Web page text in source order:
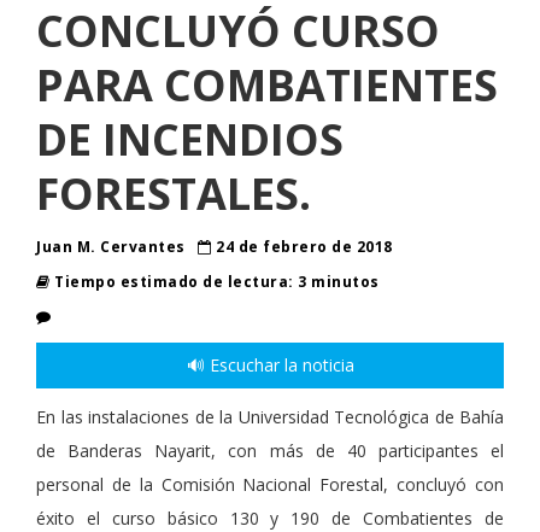
CONCLUYÓ CURSO
PARA COMBATIENTES
DE INCENDIOS
FORESTALES.
Juan M. Cervantes
24 de febrero de 2018
Tiempo estimado de lectura: 3 minutos
🔊 Escuchar la noticia
En las instalaciones de la Universidad Tecnológica de Bahía
de Banderas Nayarit, con más de 40 participantes el
personal de la Comisión Nacional Forestal, concluyó con
éxito el curso básico 130 y 190 de Combatientes de